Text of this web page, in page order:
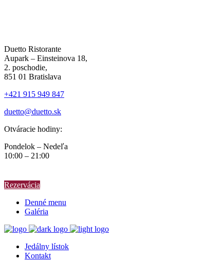
Duetto Ristorante
Aupark – Einsteinova 18,
2. poschodie,
851 01 Bratislava
+421 915 949 847
duetto@duetto.sk
Otváracie hodiny:
Pondelok – Nedeľa
10:00 – 21:00
Rezervácia
Denné menu
Galéria
Jedálny lístok
Kontakt